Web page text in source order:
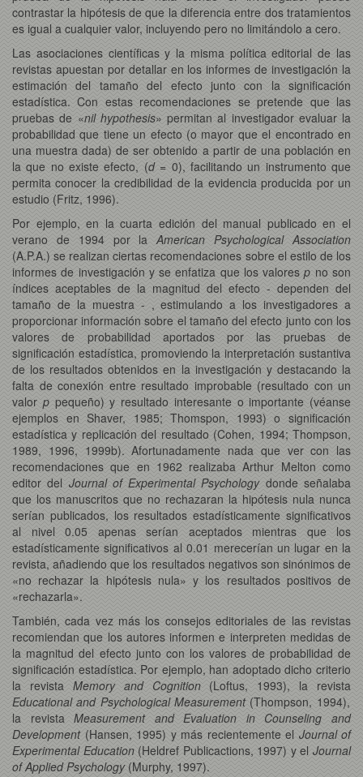
contrastar la hipótesis de que la diferencia entre dos tratamientos
es igual a cualquier valor, incluyendo pero no limitándolo a cero.
Las asociaciones científicas y la misma política editorial de las
revistas apuestan por detallar en los informes de investigación la
estimación del tamaño del efecto junto con la significación
estadística. Con estas recomendaciones se pretende que las
pruebas de «nil hypothesis» permitan al investigador evaluar la
probabilidad que tiene un efecto (o mayor que el encontrado en
una muestra dada) de ser obtenido a partir de una población en
la que no existe efecto, (d= 0), facilitando un instrumento que
permita conocer la credibilidad de la evidencia producida por un
estudio (Fritz, 1996).
Por ejemplo, en la cuarta edición del manual publicado en el
verano de 1994 por laAmerican Psychological Association
(A.P.A.) se realizan ciertas recomendaciones sobre el estilo de los
informes de investigación y se enfatiza que los valoresp no son
índices aceptables de la magnitud del efecto - dependen del
tamaño de la muestra - , estimulando a los investigadores a
proporcionar información sobre el tamaño del efecto junto con los
valores de probabilidad aportados por las pruebas de
significación estadística, promoviendo la interpretación sustantiva
de los resultados obtenidos en la investigación y destacando la
falta de conexión entre resultado improbable (resultado con un
valor ppequeño) y resultado interesante o importante (véanse
ejemplos en Shaver, 1985; Thomspon, 1993) o significación
estadística y replicación del resultado (Cohen, 1994; Thompson,
1989, 1996, 1999b). Afortunadamente nada que ver con las
recomendaciones que en 1962 realizaba Arthur Melton como
editor del Journal of Experimental Psychologydonde señalaba
que los manuscritos que no rechazaran la hipótesis nula nunca
serían publicados, los resultados estadísticamente significativos
al nivel 0.05 apenas serían aceptados mientras que los
estadísticamente significativos al 0.01 merecerían un lugar en la
revista, añadiendo que los resultados negativos son sinónimos de
«no rechazar la hipótesis nula» y los resultados positivos de
«rechazarla».
También, cada vez más los consejos editoriales de las revistas
recomiendan que los autores informen e interpreten medidas de
la magnitud del efecto junto con los valores de probabilidad de
significación estadística. Por ejemplo, han adoptado dicho criterio
la revista Memory and Cognition(Loftus, 1993), la revista
Educational and Psychological Measurement(Thompson, 1994),
la revistaMeasurement and Evaluation in Counseling and
Development(Hansen, 1995) y más recientemente el Journal of
Experimental Education(Heldref Publicactions, 1997) y elJournal
of Applied Psychology(Murphy, 1997).